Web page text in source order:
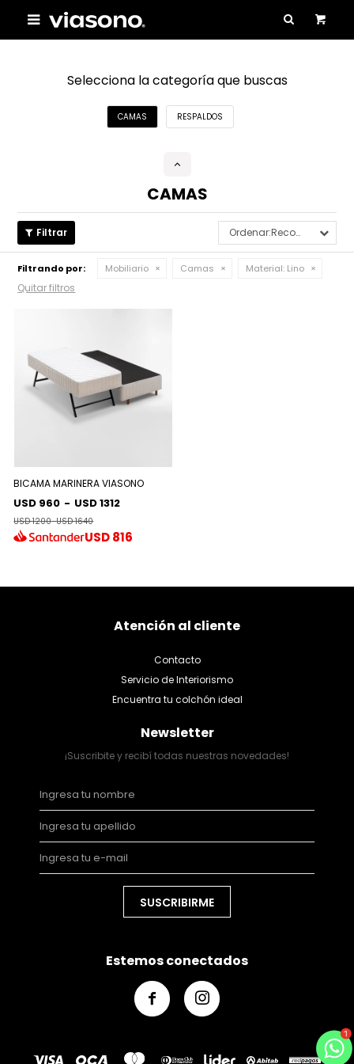

Selecciona la categoría que buscas
CAMAS RESPALDOS
CAMAS
Recomendados
Filtrando por: Mobiliario Camas Material: Lino
Quitar filtros
BICAMA MARINERA VIASONO
USD 960 - USD 1312
USD 1200-USD 1640
USD816
Atención al cliente
Contacto
Servicio de Interiorismo
Encuentra tu colchón ideal
Newsletter
¡Suscribite y recibí todas nuestras novedades!
SUSCRIBIRME
Estemos conectados
 